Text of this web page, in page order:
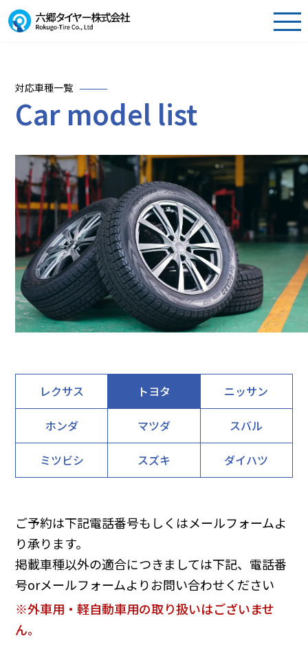
対応車種一覧
Car model list
レクサス トヨタ ニッサン
ホンダ マツダ スバル
ミツビシ スズキ ダイハツ
ご予約は下記電話番号もしくはメールフォームよ
り承ります。
掲載車種以外の適合につきましては下記、電話番
号orメールフォームよりお問い合わせください
※外車用・軽自動車用の取り扱いはございませ
ん。